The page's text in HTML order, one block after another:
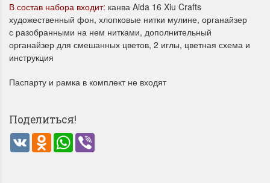
Летние Скидки
!! СКИДКА 20% ‼️ с 1 до 3 июня в
честь первого летнего дня
Чудетство...
ПОДРОБНЕЕ
1 июня 2024 11:29
Раритеты Дим.
На сайте пополнение
Dimensions
В состав набора входит: канва Aida 16 Xiu Crafts
художественный фон, хлопковые нитки мулине, органайзер
с разобранными на нем нитками, дополнительный
органайзер для смешанных цветов, 2 иглы, цветная схема и
инструкция
Паспарту и рамка в комплект не входят
Поделиться!
VK Odnoklassniki
WhatsApp